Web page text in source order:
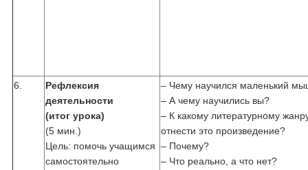
6.
Рефлексия
деятельности
(итог урока)
(5 мин.)
Цель: помочь учащимся
самостоятельно
– Чему научился маленький
– А чему научились вы?
– К какому литературному
отнести это произведение?
– Почему?
– Что реально, а что нет?